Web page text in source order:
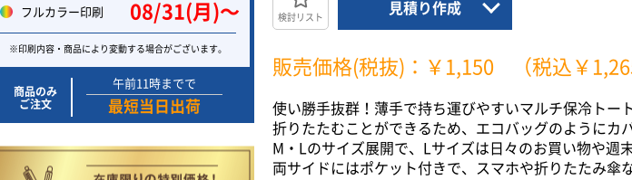
検討リスト
見積り作成
販売価格(税抜)：￥1,150 （税込￥
使い勝手抜群！薄手で持ち運びやすいマルチ保冷トー
折りたたむことができるため、エコバッグのようにカ
M・Lのサイズ展開で、Lサイズは日々のお買い物や週
両サイドにはポケット付きで、スマホや折りたたみ傘
フルカラー印刷 08/31(月)〜
※印刷内容・商品により変動する場合がございます。
商品のみ
ご注文
午前11時までで
最短当日出荷